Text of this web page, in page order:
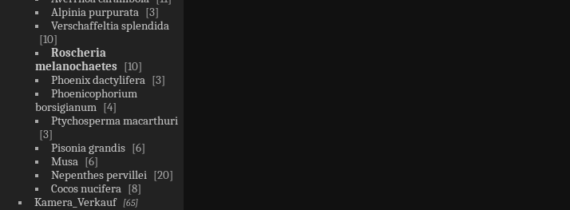
Alpinia purpurata
3
Verschaffeltia splendida
10
Roscheria
melanochaetes
10
Phoenix dactylifera
3
Phoenicophorium
borsigianum
4
Ptychosperma macarthuri
3
Pisonia grandis
6
Musa
6
Nepenthes pervillei
20
Cocos nucifera
8
Kamera_Verkauf
65